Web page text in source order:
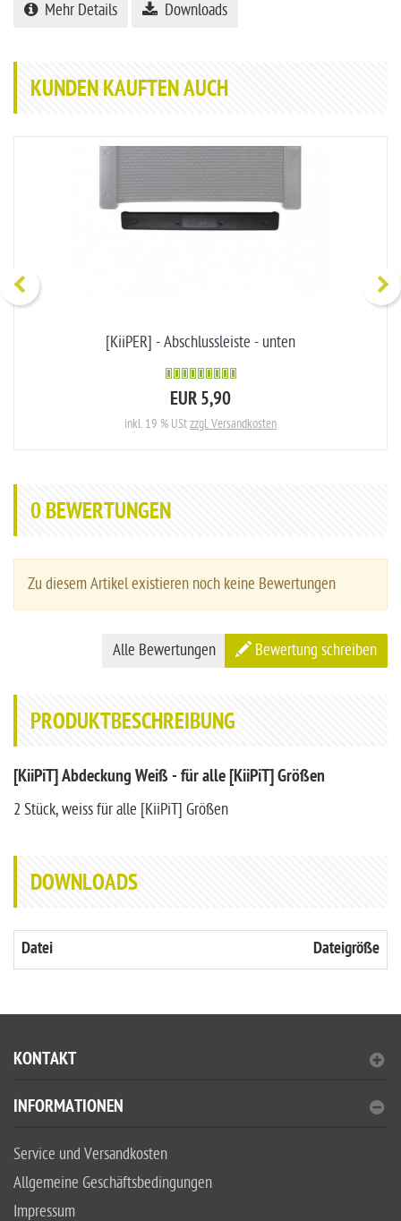
Mehr Details Downloads
KUNDEN KAUFTEN AUCH
[KiiPER] - Abschlussleiste - unten
EUR 5,90
inkl. 19 % UStzzgl. Versandkosten
0 BEWERTUNGEN
Zu diesem Artikel existieren noch keine Bewertungen
Alle Bewertungen Bewertung schreiben
PRODUKTBESCHREIBUNG
[KiiPiT] Abdeckung Weiß - für alle [KiiPiT] Größen
2 Stück, weiss für alle [KiiPiT] Größen
DOWNLOADS
Datei Dateigröße
KONTAKT
INFORMATIONEN
Service und Versandkosten
Allgemeine Geschäftsbedingungen
Impressum